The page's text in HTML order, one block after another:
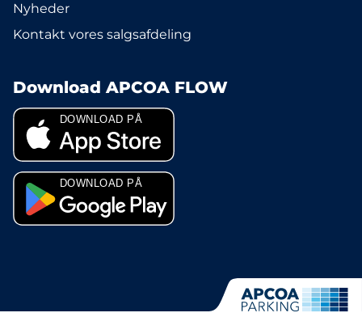
Nyheder
Kontakt vores salgsafdeling
Download APCOA FLOW